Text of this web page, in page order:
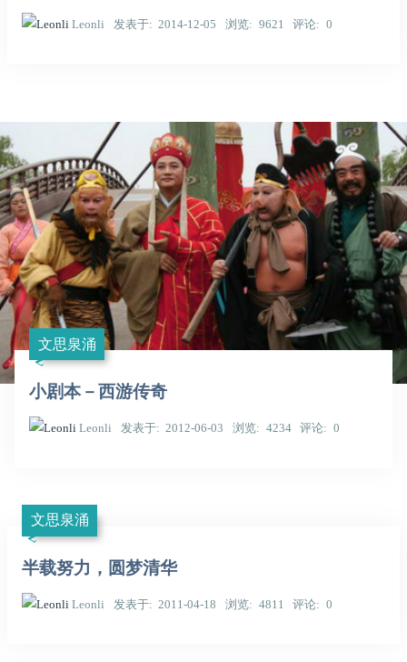
Leonli 发表于 2014-12-05 浏览 9621 评论 0
文思泉涌
小剧本－西游传奇
Leonli 发表于 2012-06-03 浏览 4234 评论 0
文思泉涌
半载努力，圆梦清华
Leonli 发表于 2011-04-18 浏览 4811 评论 0